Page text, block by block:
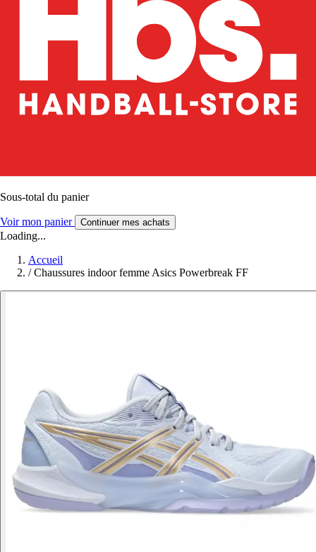
Sous-total du panier
Voir mon panier Continuer mes achats
Loading...
Accueil
/ Chaussures indoor femme Asics Powerbreak FF